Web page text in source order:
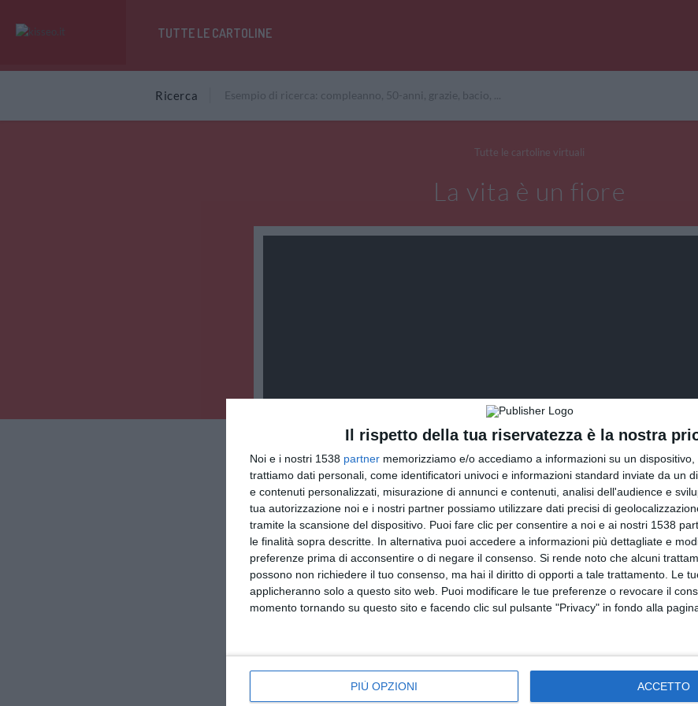
Il rispetto della tua riservatezza è la nostra
Noi e i nostri 1538 partner memorizziamo e/o accediamo a informazioni su un
trattiamo dati personali, come identificatori univoci e informazioni standard inviate da un
e contenuti personalizzati, misurazione di annunci e contenuti, analisi dell'audience e
tua autorizzazione noi e i nostri partner possiamo utilizzare dati precisi di
tramite la scansione del dispositivo. Puoi fare clic per consentire a noi e ai nostri 1538
le finalità sopra descritte. In alternativa puoi accedere a informazioni più dettagliate e
preferenze prima di acconsentire o di negare il consenso. Si rende noto che alcuni
possono non richiedere il tuo consenso, ma hai il diritto di opporti a tale trattamento. Le
applicheranno solo a questo sito web. Puoi modificare le tue preferenze o revocare il
momento tornando su questo sito e facendo clic sul pulsante "Privacy" in fondo alla
PIÙ OPZIONI ACCETTO
TUTTE LE CARTOLINE
Ricerca
Tutte le cartoline virtuali
La vita è un fiore
INVIA QUESTA CARTOLINA
via Email(GRATUITO)
CONDIVIDI QUESTA CARTOLINA